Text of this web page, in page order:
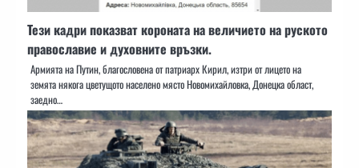
Тези кадри показват короната на величието на руското
православие и духовните връзки.
Армията на Путин, благословена от патриарх Кирил, изтри от лицето на
земята някога цветущото населено място Новомихайловка, Донецка област,
заедно…